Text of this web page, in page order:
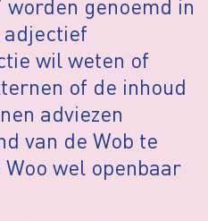
worden genoemd in
wil weten of
of de inhoud
adviezen
van de Wob te
wel openbaar